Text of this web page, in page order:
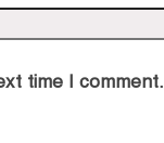
time I comment.